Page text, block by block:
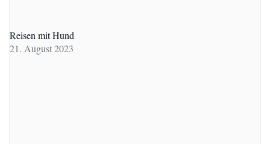
Reisen mit Hund
21. August 2023